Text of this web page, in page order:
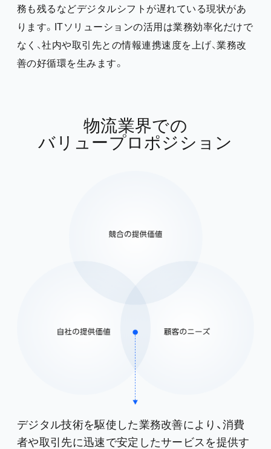
務も残るなどデジタルシフトが遅れている現状があ
ります。ITソリューションの活用は業務効率化だけで
なく、社内や取引先との情報連携速度を上げ、業務改
善の好循環を生みます。
物流業界での
バリュープロポジション
デジタル技術を駆使した業務改善により、消費
者や取引先に迅速で安定したサービスを提供す